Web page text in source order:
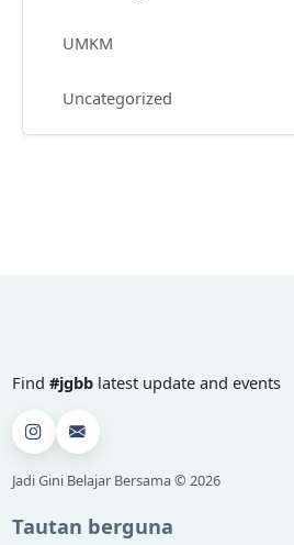
UMKM
Uncategorized
Find #jgbblatest update and events
Jadi Gini Belajar Bersama © 2026
Tautan berguna